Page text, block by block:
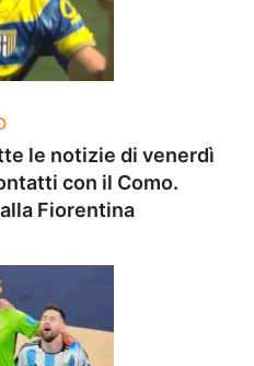
le notizie di venerdì
con il Como.
Fiorentina